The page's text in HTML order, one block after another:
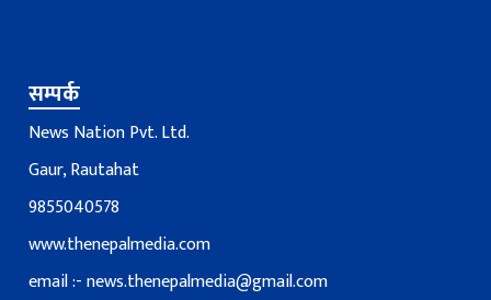
सम्पर्क
News Nation Pvt. Ltd.
Gaur, Rautahat
9855040578
www.thenepalmedia.com
email :-news.thenepalmedia@gmail.com